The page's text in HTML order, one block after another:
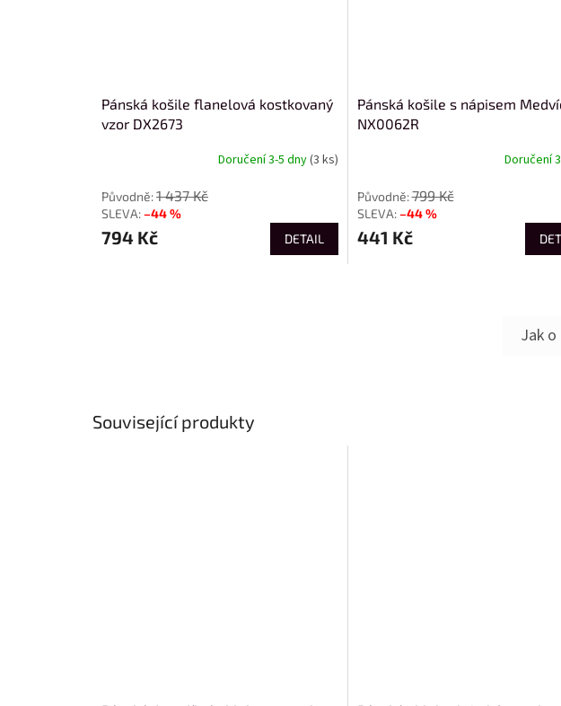
Související produkty
Pánská košile flanelová kostkovaný
vzor DX2673
Doručení 3-5 dny(3 ks)
1 437 Kč
–44 %
794 Kč DETAIL
Pánská košile s nápisem
NX0062R
Doručení
799 Kč
–44 %
441 Kč